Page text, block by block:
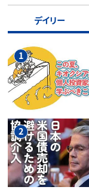
デイリー
1
2